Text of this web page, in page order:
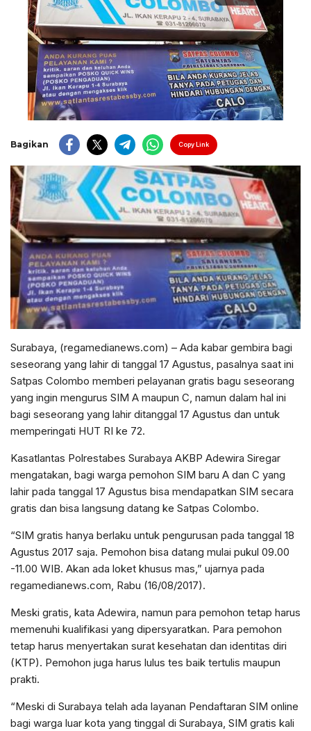
Bagikan Copy Link
Surabaya, (regamedianews.com) – Ada kabar gembira bagi
seseorang yang lahir di tanggal 17 Agustus, pasalnya saat ini
Satpas Colombo memberi pelayanan gratis bagu seseorang
yang ingin mengurus SIM A maupun C, namun dalam hal ini
bagi seseorang yang lahir ditanggal 17 Agustus dan untuk
memperingati HUT RI ke 72.
Kasatlantas Polrestabes Surabaya AKBP Adewira Siregar
mengatakan, bagi warga pemohon SIM baru A dan C yang
lahir pada tanggal 17 Agustus bisa mendapatkan SIM secara
gratis dan bisa langsung datang ke Satpas Colombo.
“SIM gratis hanya berlaku untuk pengurusan pada tanggal 18
Agustus 2017 saja. Pemohon bisa datang mulai pukul 09.00
-11.00 WIB. Akan ada loket khusus mas,” ujarnya pada
regamedianews.com, Rabu (16/08/2017).
Meski gratis, kata Adewira, namun para pemohon tetap harus
memenuhi kualifikasi yang dipersyaratkan. Para pemohon
tetap harus menyertakan surat kesehatan dan identitas diri
(KTP). Pemohon juga harus lulus tes baik tertulis maupun
prakti.
“Meski di Surabaya telah ada layanan Pendaftaran SIM online
bagi warga luar kota yang tinggal di Surabaya, SIM gratis kali